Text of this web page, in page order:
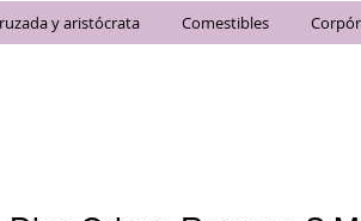
y aristócrata Comestibles